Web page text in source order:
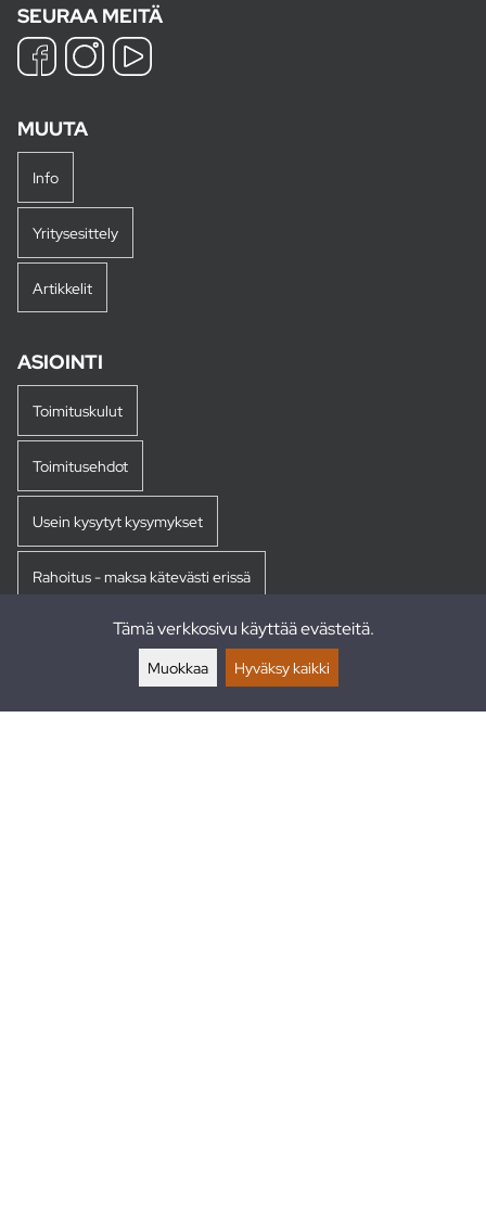
SEURAA MEITÄ
MUUTA
Info
Yritysesittely
Artikkelit
ASIOINTI
Toimituskulut
Toimitusehdot
Usein kysytyt kysymykset
Rahoitus - maksa kätevästi erissä
Tämä verkkosivu käyttää evästeitä.
Muokkaa Hyväksy kaikki